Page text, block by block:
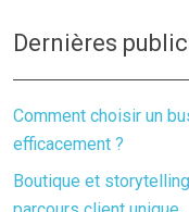
Dernières
Comment choisir un
efficacement ?
Boutique et